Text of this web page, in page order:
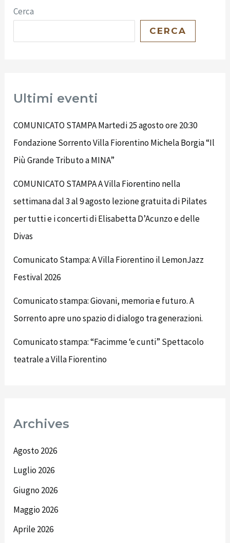
Cerca
CERCA
Ultimi eventi
COMUNICATO STAMPA Martedi 25 agosto ore 20:30
Fondazione Sorrento Villa Fiorentino Michela Borgia “Il
Più Grande Tributo a MINA”
COMUNICATO STAMPA A Villa Fiorentino nella
settimana dal 3 al 9 agosto lezione gratuita di Pilates
per tutti e i concerti di Elisabetta D’Acunzo e delle
Divas
Comunicato Stampa: A Villa Fiorentino il LemonJazz
Festival 2026
Comunicato stampa: Giovani, memoria e futuro. A
Sorrento apre uno spazio di dialogo tra generazioni.
Comunicato stampa: “Facimme ‘e cunti” Spettacolo
teatrale a Villa Fiorentino
Archives
Agosto 2026
Luglio 2026
Giugno 2026
Maggio 2026
Aprile 2026